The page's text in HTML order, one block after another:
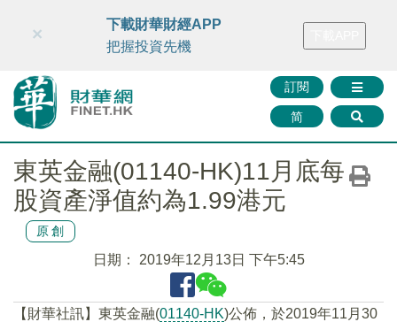
財華智庫網 FINTV FINMETA 財華證券 媒體矩陣
訂閱
简
×
下載財華財經APP
把握投資先機
東英金融(01140-HK)11月底每
股資產淨值約為1.99港元
原創
日期： 2019年12月13日 下午5:45
【財華社訊】東英金融(01140-HK)公佈，於2019年11月30